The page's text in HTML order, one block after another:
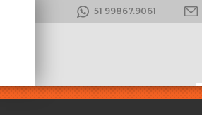
51 99867.9061